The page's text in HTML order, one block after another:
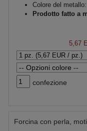
Colore del metallo:
Prodotto fatto a
5,67
confezione
Forcina con perla,